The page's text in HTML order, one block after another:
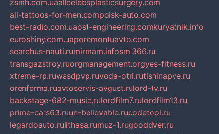
zsmh.com.uaallcelebsplasticsurgery.com
all-tattoos-for-men.compoisk-auto.com
best-radio.com.uaost-engineering.comkuryatnik.info
euroshiny.com.uaporemontuavto.com
searchus-nauti.rumirmam.infosmi366.ru
transgazstroy.ruorgmanagement.orgyes-fitness.ru
xtreme-rp.ruwasdpvp.ruvoda-otri.rutishinapve.ru
orenferma.ruavtoservis-avgust.rulord-tv.ru
backstage-682-music.rulordfilm7.rulordfilm13.ru
prime-cars63.ruun-believable.rucodetool.ru
legardoauto.rulithasa.rumuz-1.rugooddver.ru